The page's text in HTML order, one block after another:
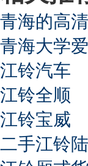
青海的高
青海大学
江铃汽车
江铃全顺
江铃宝威
二手江铃